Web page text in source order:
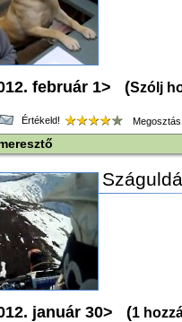
február 1> (Szólj
Értékeld!
január 30> (1